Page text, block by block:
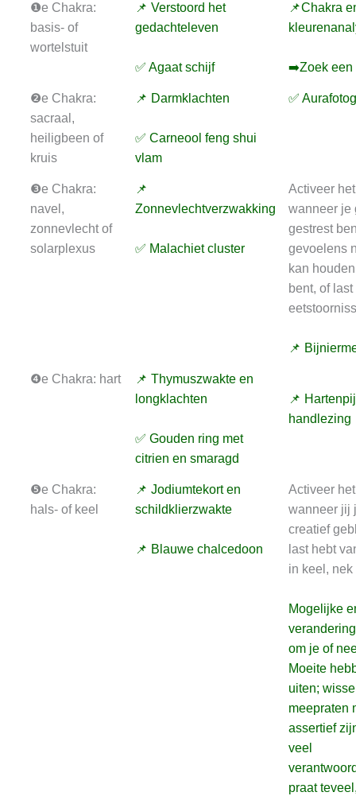
❶e Chakra:
basis- of
wortelstuit
📌 Verstoord het
gedachteleven
✅ Agaat schijf
📌Chakra
➡️Zoek een
❷e Chakra:
sacraal,
heiligbeen of
kruis
📌 Darmklachten
✅ Carneool feng shui
vlam
✅
❸e Chakra:
navel,
zonnevlecht of
solarplexus
📌
Zonnevlechtverzwakking
✅ Malachiet cluster
Activeer
wanneer je
gestrest
gevoelens
kan
bent, of
📌
❹e Chakra: hart
📌 Thymuszwakte en
longklachten
✅ Gouden ring met
citrien en smaragd
📌
handlezing
❺e Chakra:
hals- of keel
📌 Jodiumtekort en
schildklierzwakte
📌 Blauwe chalcedoon
Activeer
wanneer jij
creatief
last hebt
in keel,
Mogelijke
om je of
Moeite
uiten;
meepraten
assertief
veel
praat